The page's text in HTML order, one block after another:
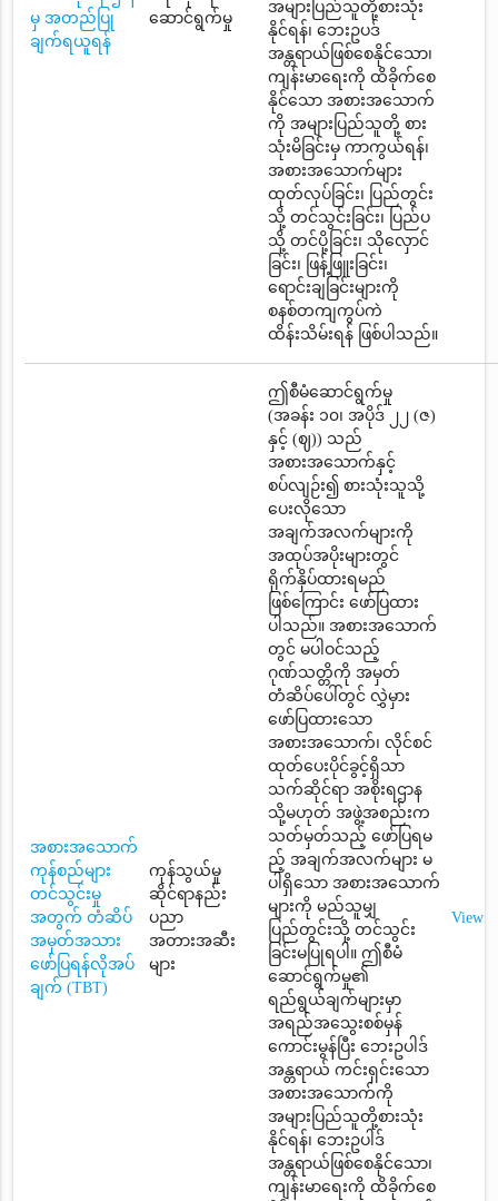
မှ အတည်ပြု
ချက်ရယူရန်
ဆောင်ရွက်မှု
အများပြည်သူတို့စားသုံး
နိုင်ရန်၊ ဘေးဥပဒ်
အန္တရာယ်ဖြစ်စေနိုင်သော၊
ကျန်းမာရေးကို ထိခိုက်စေ
နိုင်သော အစားအသောက်
ကို အများပြည်သူတို့ စား
သုံးမိခြင်းမှ ကာကွယ်ရန်၊
အစားအသောက်များ
ထုတ်လုပ်ခြင်း၊ ပြည်တွင်း
သို့ တင်သွင်းခြင်း၊ ပြည်ပ
သို့ တင်ပို့ခြင်း၊ သိုလှောင်
ခြင်း၊ ဖြန့်ဖြူးခြင်း၊
ရောင်းချခြင်းများကို
စနစ်တကျကွပ်ကဲ
ထိန်းသိမ်းရန် ဖြစ်ပါသည်။
အစားအသောက်
ကုန်စည်များ
တင်သွင်းမှု
အတွက် တံဆိပ်
အမှတ်အသား
ဖော်ပြရန်လိုအပ်
ချက် (TBT)
ကုန်သွယ်မှု
ဆိုင်ရာနည်း
ပညာ
အတားအဆီး
များ
ဤစီမံဆောင်ရွက်မှု
(အခန်း ၁၀၊ အပိုဒ် ၂၂ (ဇ)
နှင့် (ဈ)) သည်
အစားအသောက်နှင့်
စပ်လျဉ်း၍ စားသုံးသူသို့
ပေးလိုသော
အချက်အလက်များကို
အထုပ်အပိုးများတွင်
ရိုက်နှိပ်ထားရမည်
ဖြစ်ကြောင်း ဖော်ပြထား
ပါသည်။ အစားအသောက်
တွင် မပါဝင်သည့်
ဂုဏ်သတ္တိကို အမှတ်
တံဆိပ်ပေါ်တွင် လွှဲမှား
ဖော်ပြထားသော
အစားအသောက်၊ လိုင်စင်
ထုတ်ပေးပိုင်ခွင့်ရှိသာ
သက်ဆိုင်ရာ အစိုးရဌာန
သို့မဟုတ် အဖွဲ့အစည်းက
သတ်မှတ်သည့် ဖော်ပြရမ
ည့် အချက်အလက်များ မ
ပါရှိသော အစားအသောက်
များကို မည်သူမျှ
ပြည်တွင်းသို့ တင်သွင်း
ခြင်းမပြုရပါ။ ဤစီမံ
ဆောင်ရွက်မှု၏
ရည်ရွယ်ချက်များမှာ
အရည်အသွေးစစ်မှန်
ကောင်းမွန်ပြီး ဘေးဥပါဒ်
အန္တရာယ် ကင်းရှင်းသော
အစားအသောက်ကို
အများပြည်သူတို့စားသုံး
နိုင်ရန်၊ ဘေးဥပါဒ်
အန္တရာယ်ဖြစ်စေနိုင်သော၊
ကျန်းမာရေးကို ထိခိုက်စေ
View